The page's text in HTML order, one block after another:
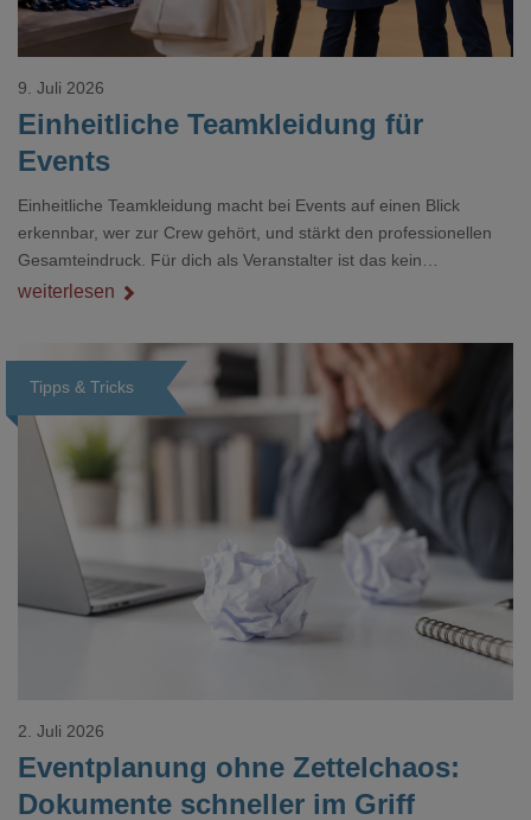
Einheitliche Teamkleidung für
Events
9. Juli 2026
Einheitliche Teamkleidung macht bei Events auf einen Blick
erkennbar, wer zur Crew gehört, und stärkt den professionellen
Gesamteindruck. Für dich als Veranstalter ist das kein
Nebenthema: Bei Textilien mit Stickerei oder mehreren
weiterlesen
Tipps & Tricks
Loading...
Eventplanung ohne Zettelchaos:
Dokumente schneller im Griff
2. Juli 2026